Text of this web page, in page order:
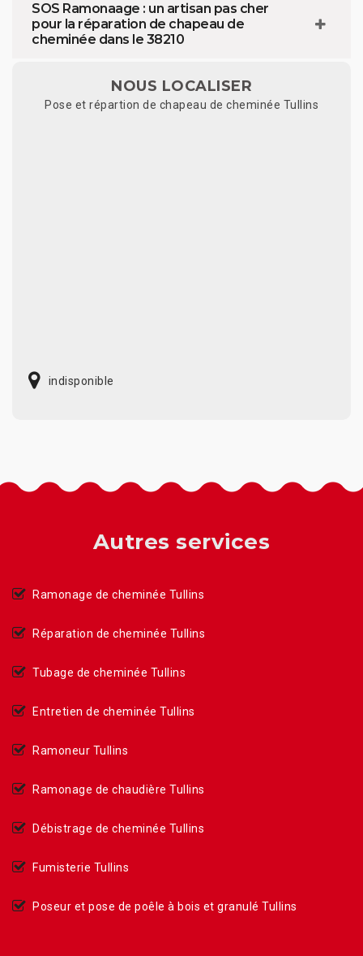
SOS Ramonaage : un artisan pas cher
pour la réparation de chapeau de
cheminée dans le 38210
NOUS LOCALISER
Pose et répartion de chapeau de cheminée Tullins
indisponible
Autres services
Ramonage de cheminée Tullins
Réparation de cheminée Tullins
Tubage de cheminée Tullins
Entretien de cheminée Tullins
Ramoneur Tullins
Ramonage de chaudière Tullins
Débistrage de cheminée Tullins
Fumisterie Tullins
Poseur et pose de poêle à bois et granulé Tullins